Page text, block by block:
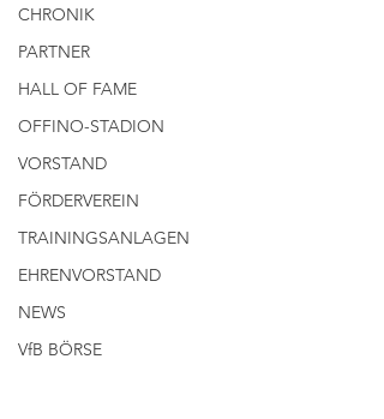
CHRONIK
PARTNER
HALL OF FAME
OFFINO-STADION
VORSTAND
FÖRDERVEREIN
TRAININGSANLAGEN
EHRENVORSTAND
NEWS
VfB BÖRSE